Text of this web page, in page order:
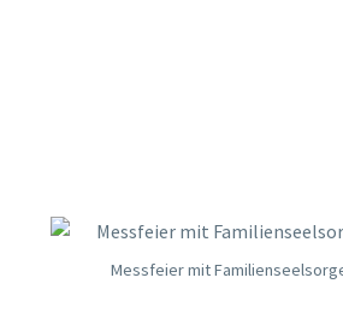
Messfeier mit